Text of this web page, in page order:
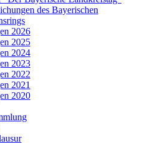
des Bayerischen
2026
2025
2024
2023
2022
2021
2020